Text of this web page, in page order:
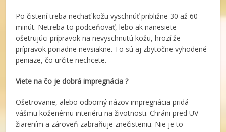
Po čistení treba nechať kožu vyschnúť približne 30 až 60
minút. Netreba to podceňovať, lebo ak nanesiete
ošetrujúci prípravok na nevyschnutú kožu, hrozí že
prípravok poriadne nevsiakne. To sú aj zbytočne vyhodené
peniaze, čo určite nechcete.
Viete na čo je dobrá impregnácia ?
Ošetrovanie, alebo odborný názov impregnácia pridá
vášmu koženému interiéru na životnosti. Chráni pred UV
žiarením a zároveň zabraňuje znečisteniu. Nie je to